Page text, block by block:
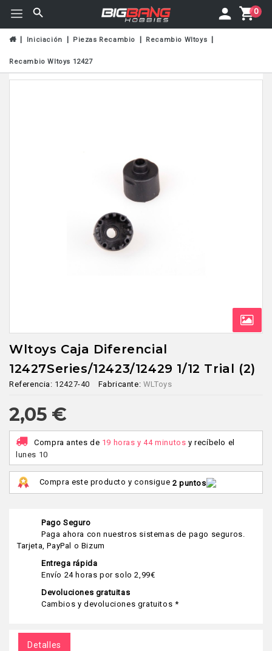
0
Iniciación Piezas Recambio Recambio Wltoys
Recambio Wltoys 12427
Wltoys Caja Diferencial
12427Series/12423/12429 1/12 Trial (2)
Referencia: 12427-40 Fabricante: WLToys
2,05 €
Compra antes de 19 horas y 44 minutos y recíbelo el
lunes 10
Compra este producto y consigue 2 puntos
Pago Seguro
Paga ahora con nuestros sistemas de pago seguros.
Tarjeta, PayPal o Bizum
Entrega rápida
Envío 24 horas por solo 2,99€
Devoluciones gratuitas
Cambios y devoluciones gratuitos *
Detalles